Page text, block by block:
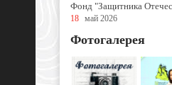
Фонд "Защитника
18 май 2026
Фотогалерея